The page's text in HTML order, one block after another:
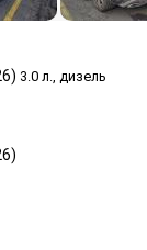
3.0 л., дизель